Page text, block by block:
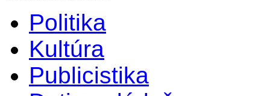
Politika
Kultúra
Publicistika